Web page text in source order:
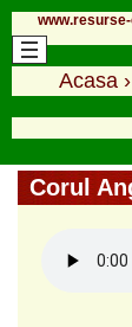
Acasa ›
Corul